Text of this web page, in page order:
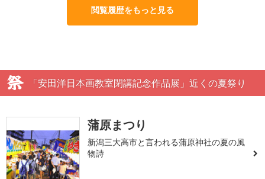
閲覧履歴をもっと見る
「安田洋日本画教室閉講記念作品展」近くの夏祭り
蒲原まつり
新潟三大高市と言われる蒲原神社の夏の風
物詩